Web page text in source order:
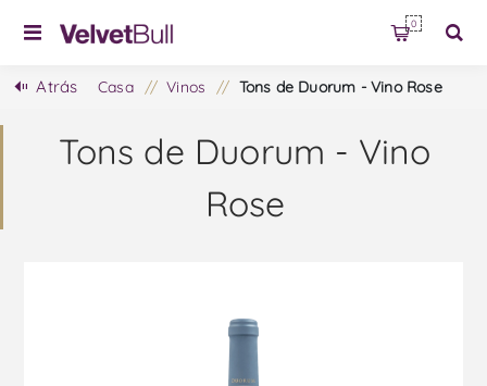
0
Atrás Casa / Vinos / Tons de Duorum - Vino Rose
Tons de Duorum - Vino
Rose